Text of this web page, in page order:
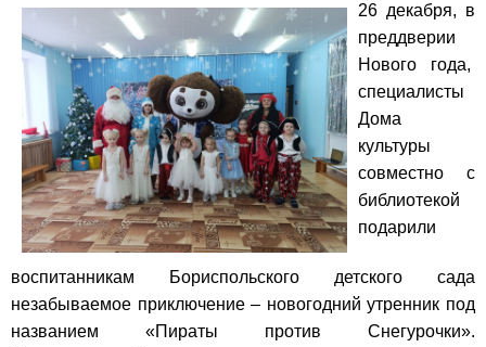
26 декабря, в
преддверии
Нового года,
специалисты
Дома
культуры
совместно с
библиотекой
подарили
воспитанникам Бориспольского детского сада
незабываемое приключение – новогодний утренник под
названием «Пираты против Снегурочки».